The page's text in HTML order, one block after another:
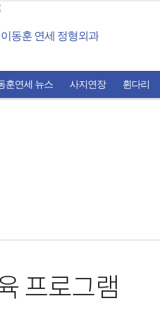
훈연세 뉴스 사지연장 휜다리
프로그램